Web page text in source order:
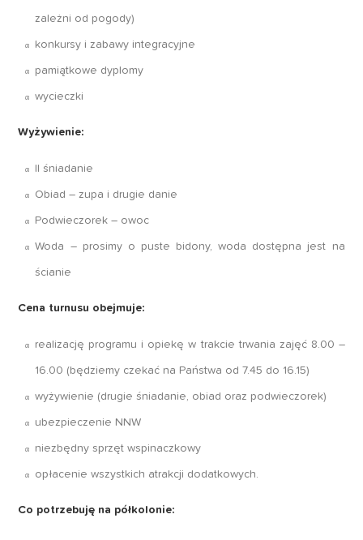
zależni od pogody)
konkursy i zabawy integracyjne
pamiątkowe dyplomy
wycieczki
Wyżywienie:
II śniadanie
Obiad – zupa i drugie danie
Podwieczorek – owoc
Woda – prosimy o puste bidony, woda dostępna jest na
ścianie
Cena turnusu obejmuje:
realizację programu i opiekę w trakcie trwania zajęć 8.00 –
16.00 (będziemy czekać na Państwa od 7.45 do 16.15)
wyżywienie (drugie śniadanie, obiad oraz podwieczorek)
ubezpieczenie NNW
niezbędny sprzęt wspinaczkowy
opłacenie wszystkich atrakcji dodatkowych.
Co potrzebuję na półkolonie: